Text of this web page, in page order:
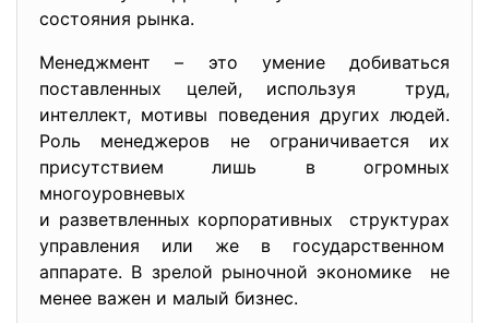
состояния рынка.
Менеджмент – это умение добиваться
поставленных целей, используя труд,
интеллект, мотивы поведения других людей.
Роль менеджеров не ограничивается их
присутствием лишь в огромных
многоуровневых
и разветвленных корпоративных структурах
управления или же в государственном
аппарате. В зрелой рыночной экономике не
менее важен и малый бизнес.